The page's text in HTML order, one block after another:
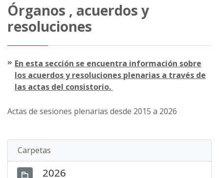
Órganos , acuerdos y
resoluciones
En esta sección se encuentra información sobre
los acuerdos y resoluciones plenarias a través de
las actas del consistorio.
Actas de sesiones plenarias desde 2015 a 2026
Carpetas
2026